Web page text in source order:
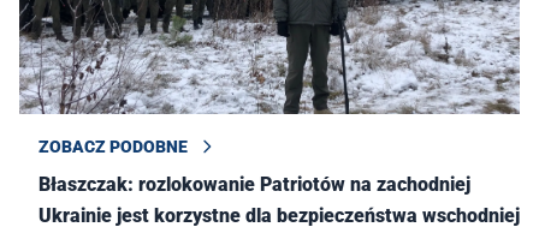
ZOBACZ PODOBNE
Błaszczak: rozlokowanie Patriotów na zachodniej
Ukrainie jest korzystne dla bezpieczeństwa wschodniej